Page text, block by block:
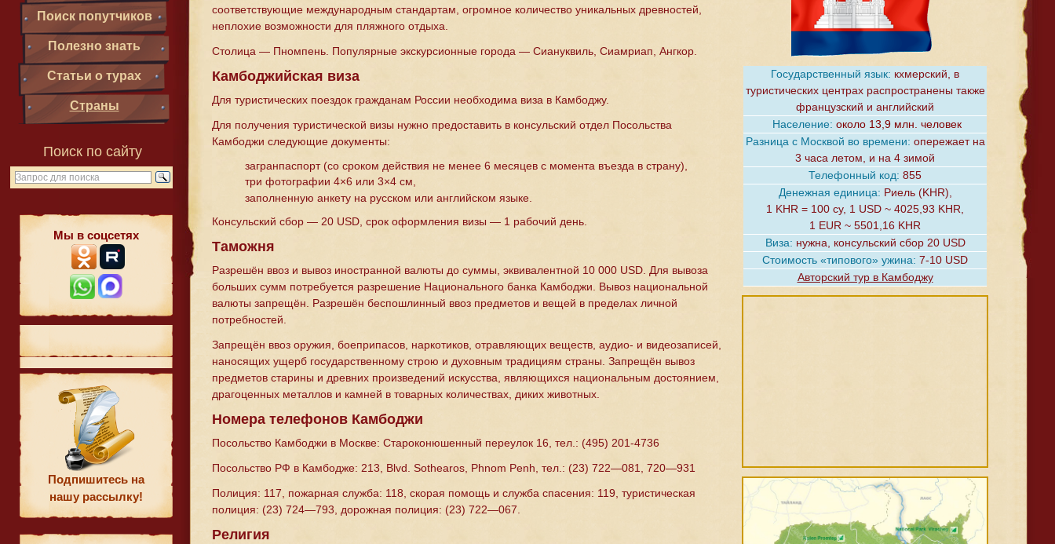
Поиск попутчиков
Полезно знать
Статьи о турах
Страны
Поиск по сайту
Мы в соцсетях
Подпишитесь на
нашу рассылку!
Государственный язык: кхмерский, в
туристических центрах распространены также
французский и английский
Население: около 13,9 млн. человек
Разница с Москвой во времени: опережает на
3 часа летом, и на 4 зимой
Телефонный код: 855
Денежная единица: Риель (KHR),
1 KHR = 100 су, 1 USD ~ 4025,93 KHR,
1 EUR ~ 5501,16 KHR
Виза: нужна, консульский сбор 20 USD
Стоимость «типового» ужина: 7-10 USD
Авторский тур в Камбоджу
соответствующие международным стандартам, огромное количество уникальных древностей,
неплохие возможности для пляжного отдыха.
Столица — Пномпень. Популярные экскурсионные города — Сиануквиль, Сиамриап, Ангкор.
Камбоджийская виза
Для туристических поездок гражданам России необходима виза в Камбоджу.
Для получения туристической визы нужно предоставить в консульский отдел Посольства
Камбоджи следующие документы:
загранпаспорт (со сроком действия не менее 6 месяцев с момента въезда в страну),
три фотографии 4×6 или 3×4 см,
заполненную анкету на русском или английском языке.
Консульский сбор — 20 USD, срок оформления визы — 1 рабочий день.
Таможня
Разрешён ввоз и вывоз иностранной валюты до суммы, эквивалентной 10 000 USD. Для вывоза
больших сумм потребуется разрешение Национального банка Камбоджи. Вывоз национальной
валюты запрещён. Разрешён беспошлинный ввоз предметов и вещей в пределах личной
потребностей.
Запрещён ввоз оружия, боеприпасов, наркотиков, отравляющих веществ, аудио- и видеозаписей,
наносящих ущерб государственному строю и духовным традициям страны. Запрещён вывоз
предметов старины и древних произведений искусства, являющихся национальным достоянием,
драгоценных металлов и камней в товарных количествах, диких животных.
Номера телефонов Камбоджи
Посольство Камбоджи в Москве: Староконюшенный переулок 16, тел.: (495) 201-4736
Посольство РФ в Камбодже: 213, Blvd. Sothearos, Phnom Penh, тел.: (23) 722—081, 720—931
Полиция: 117, пожарная служба: 118, скорая помощь и служба спасения: 119, туристическая
полиция: (23) 724—793, дорожная полиция: (23) 722—067.
Религия